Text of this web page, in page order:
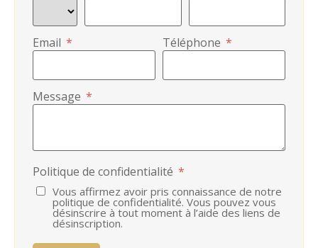
Email * Téléphone *
Message *
Politique de confidentialité *
Vous affirmez avoir pris connaissance de notre
politique de confidentialité. Vous pouvez vous
désinscrire à tout moment à l’aide des liens de
désinscription.